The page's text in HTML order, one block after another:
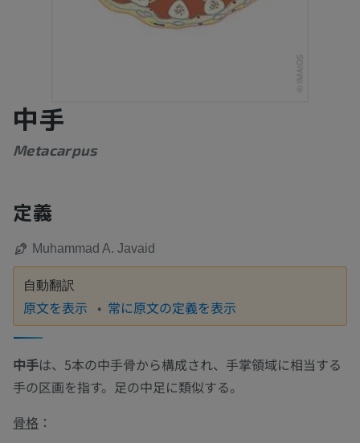
中手
Metacarpus
定義
Muhammad A. Javaid
自動翻訳
原文を表示 常に原文の定義を表示
中手は、5本の中手骨から構成され、手掌領域に相当する
手の区画を指す。足の中足に類似する。
骨格 ：